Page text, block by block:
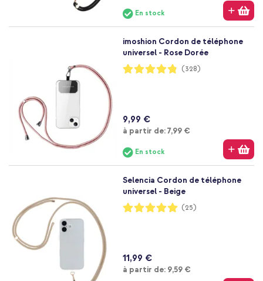
En stock
imoshion Cordon de téléphone
universel - Rose Dorée
Notation:
96%
(328)
9,99 €
à partir de:À partir de
7,99 €
En stock
Selencia Cordon de téléphone
universel - Beige
Notation:
99%
(25)
11,99 €
à partir de: À partir de
9,59 €